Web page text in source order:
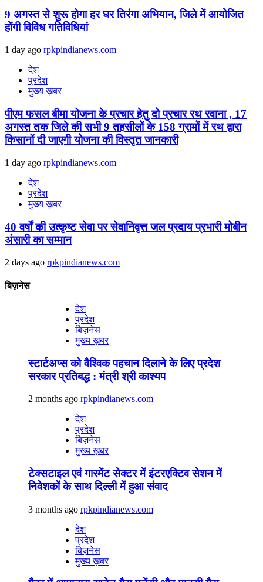
9 अगस्‍त से शुरू होगा हर घर तिरंगा अभियान, जिले में आयोजित
होंगी विविध गतिविधियां
1 day ago rpkpindianews.com
देश
प्रदेश
मुख्य ख़बर
पीएम फसल बीमा योजना के प्रचार हेतु दो प्रचार रथ रवाना , 17
अगस्त तक जिले की सभी 9 तहसीलों के 158 ग्रामों में रथ द्वारा
किसानों दी जाएगी योजना की विस्तृत जानकारी
1 day ago rpkpindianews.com
देश
प्रदेश
मुख्य ख़बर
40 वर्षों की उत्कृष्ट सेवा पर सेवानिवृत्त जल प्रदाय प्रभारी मोबीन
अंसारी का सम्मान
2 days ago rpkpindianews.com
बिज़नेस
देश
प्रदेश
बिज़नेस
मुख्य ख़बर
स्टार्टअप्स को वैश्विक पहचान दिलाने के लिए प्रदेश
सरकार प्रतिबद्ध : मंत्री श्री काश्यप
2 months ago rpkpindianews.com
देश
प्रदेश
बिज़नेस
मुख्य ख़बर
टेक्सटाइल एवं गारमेंट सेक्टर में इंटरएक्टिव सेशन में
निवेशकों के साथ दिल्ली में हुआ संवाद
3 months ago rpkpindianews.com
देश
प्रदेश
बिज़नेस
मुख्य ख़बर